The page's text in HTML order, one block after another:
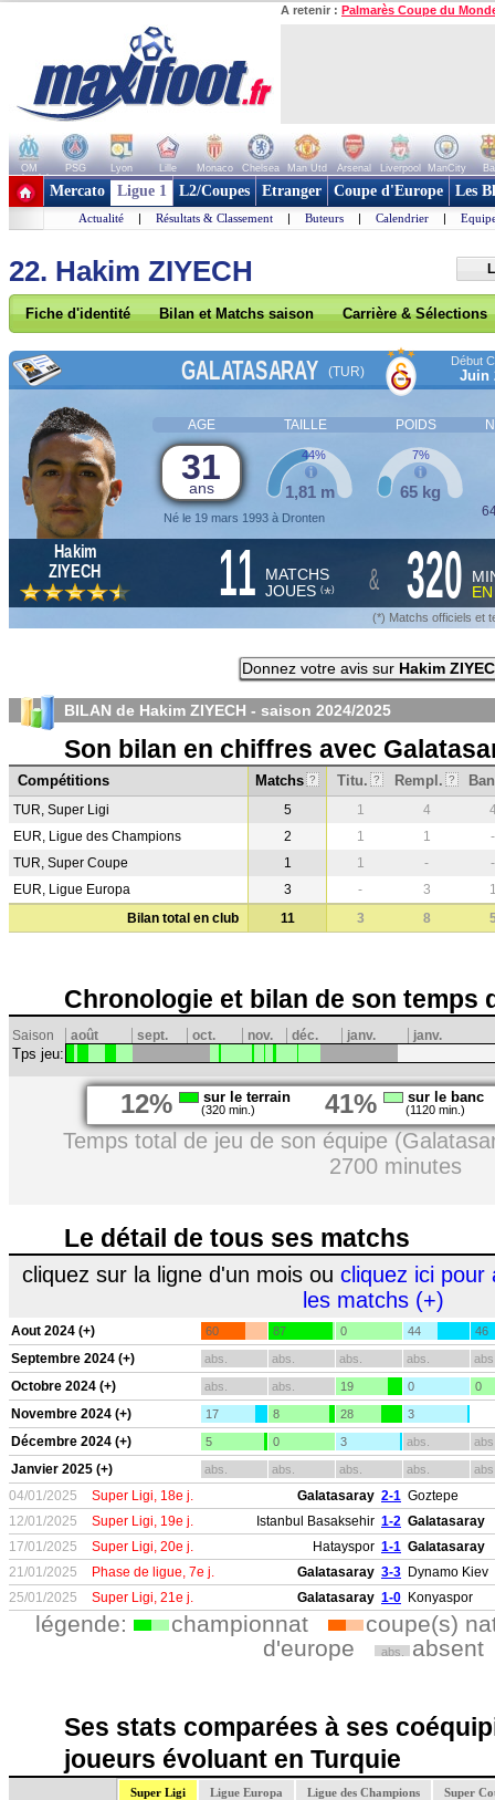
A retenir : Palmarès Coupe du
OM PSG Lyon Lille Monaco Chelsea Man Utd Arsenal Liverpool ManCity
+ de clubs
Mercato Ligue 1 L2/Coupes Etranger Coupe d'Europe Les
Actualité | Résultats & Classement | Buteurs | Calendrier |
22. Hakim ZIYECH
Fiche d'identité Bilan et Matchs saison Carrière & Sélections
GALATASARAY (TUR)
Début
Juin
AGE TAILLE POIDS
31
ans
Né le 19 mars 1993 à Dronten
1,81 m
44%
65 kg
7%
Hakim
ZIYECH
11 MATCHS
JOUES (*) & 320
(*) Matchs officiels et
Donnez votre avis sur Hakim
BILAN de Hakim ZIYECH - saison 2024/2025
Son bilan en chiffres avec
Compétitions Matchs ? Titu. ? Rempl. ?
TUR, Super Ligi 5 1 4
EUR, Ligue des Champions
2 1 1
-
TUR, Super Coupe
1 1 -
-
EUR, Ligue Europa
3 - 3
Bilan total en club
11 3 8
Chronologie et bilan de son temps
Saison août sept. oct. nov. déc. janv. janv.
Tps jeu:
12% sur le terrain
(320 min.) 41% sur le banc
(1120 min.)
Temps total de jeu de son équipe
2700 minutes
Le détail de tous ses matchs
cliquez sur la ligne d'un mois ou cliquez ici pour
les matchs (+)
Aout 2024 (+) 60 87 0 44 46
Septembre 2024 (+) abs. abs. abs. abs.
Octobre 2024 (+) abs. abs. 19 0 0
Novembre 2024 (+) 17 8 28 3
Décembre 2024 (+) 5 0 3 abs.
Janvier 2025 (+) abs. abs. abs. abs.
04/01/2025 Super Ligi, 18e j. Galatasaray 2-1 Goztepe
12/01/2025
Super Ligi, 19e j. Istanbul Basaksehir 1-2 Galatasaray
17/01/2025
Super Ligi, 20e j. Hatayspor 1-1 Galatasaray
21/01/2025
Phase de ligue, 7e j. Galatasaray 3-3 Dynamo Kiev
25/01/2025
Super Ligi, 21e j. Galatasaray 1-0 Konyaspor
légende: championnat
coupe(s)
d'europe
abs. absent
Ses stats comparées à ses
joueurs évoluant en Turquie
Super Ligi Ligue Europa Ligue des Champions Super